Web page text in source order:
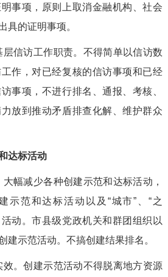
事项，原则上取消金融机构、社会
具的证明事项。
信访工作职责。不得简单以信访数
作，对已经复核的信访事项和已经
事项，不进行排名、通报、考核、
放到推动矛盾排查化解、维护群众
达标活动
减少各种创建示范和达标活动，
示范和达标活动以及“城市”、“之
活动。市县级党政机关和群团组织以
建示范活动。不搞创建结果排名。
。创建示范活动不得脱离地方资源